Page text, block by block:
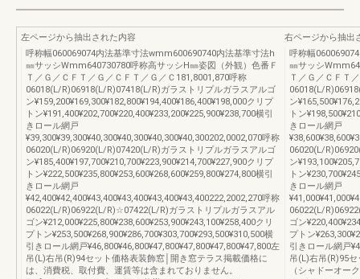
左ページから抽出された内容
呼称幅060069074内法基準寸法wmm600690740内法基準寸法h
㎜サッシWmm640730780呼称高サッシH㎜姿図（外観）色番Ｆ
Ｔ／Ｇ／ＣＦＴ／Ｇ／ＣＦＴ／Ｇ／Ｃ181,8001,870呼称
06018(L/R)06918(L/R)07418(L/R)ガラストリプルガラスアルゴ
ン¥159,200¥169,300¥182,800¥194,400¥186,400¥198,000クリプ
トン¥191,400¥202,700¥220,400¥233,200¥225,900¥238,700横引
きロール網戸
¥39,300¥39,300¥40,300¥40,300¥40,300¥40,300202,0002,070呼称
06020(L/R)06920(L/R)07420(L/R)ガラストリプルガラスアルゴ
ン¥185,400¥197,700¥210,700¥223,900¥214,700¥227,900クリプ
トン¥222,500¥235,800¥253,600¥268,600¥259,800¥274,800横引
きロール網戸
¥42,400¥42,400¥43,400¥43,400¥43,400¥43,400222,2002,270呼称
06022(L/R)06922(L/R)☆07422(L/R)ガラストリプルガラスアル
ゴン¥212,000¥225,800¥238,600¥253,900¥243,100¥258,400クリ
プトン¥253,500¥268,900¥286,700¥303,700¥293,500¥310,500横
引きロール網戸¥46,800¥46,800¥47,800¥47,800¥47,800¥47,800左
吊(L)右吊(R)94セット価格表装飾窓│開き窓テラス掲載価格に
は、消費税、取付費、運賃等は含まれておりません。
右ページから抽出
呼称幅
㎜サッシ
Ｔ／Ｇ／ＣＦＴ
06018(L/
ン
トン
きロール網戸
06020(L/
ン
トン
きロール網戸
06022(L/
ゴン
プトン
引きロール網戸
吊(L)右吊(R)95
（シャドーオー